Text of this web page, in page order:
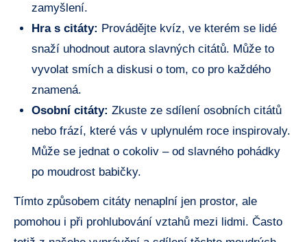
zamyšlení.
Hra s citáty: Provádějte kvíz, ve kterém se lidé
snaží uhodnout autora slavných citátů. Může to
vyvolat smích a diskusi o tom, co pro každého
znamená.
Osobní citáty: Zkuste ze sdílení osobních citátů
nebo frází, které vás v uplynulém roce inspirovaly.
Může se jednat o cokoliv – od slavného pohádky
po moudrost babičky.
Tímto způsobem citáty nenaplní jen prostor, ale
pomohou i při prohlubování vztahů mezi lidmi. Často